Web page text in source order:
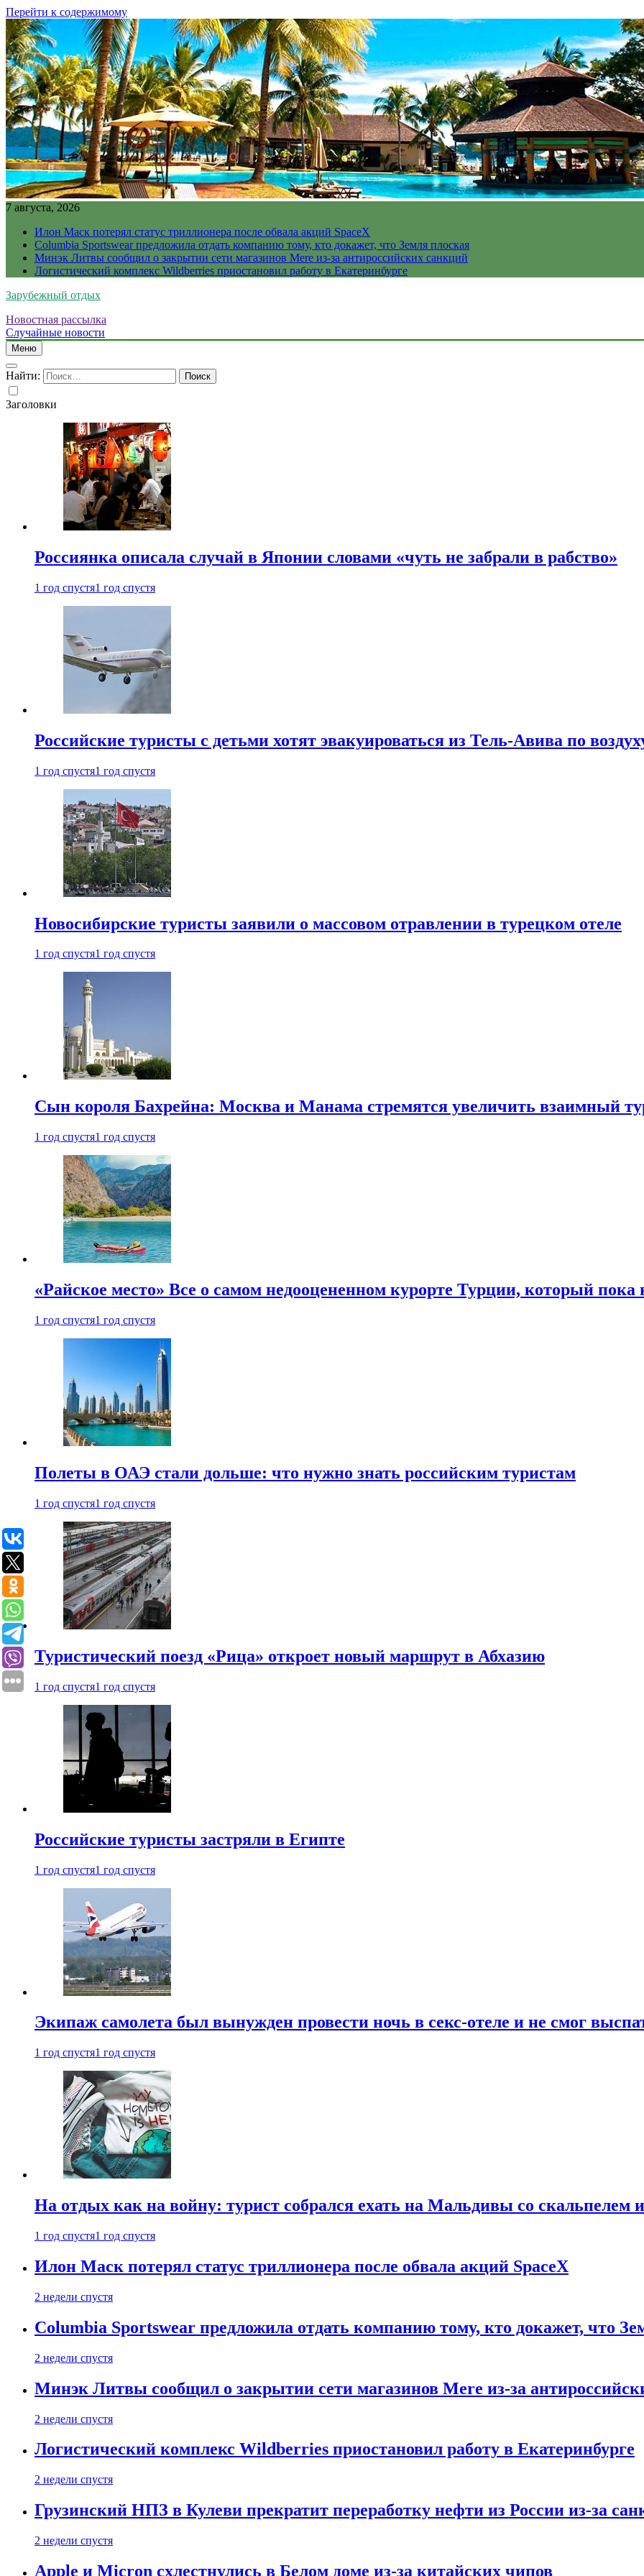
Перейти к содержимому
7 августа, 2026
Илон Маск потерял статус триллионера после обвала акций SpaceX
Columbia Sportswear предложила отдать компанию тому, кто докажет, что Земля плоская
Минэк Литвы сообщил о закрытии сети магазинов Mere из-за антироссийских санкций
Логистический комплекс Wildberries приостановил работу в Екатеринбурге
Зарубежный отдых
Новостная рассылка
Случайные новости
Меню
Найти:
Заголовки
Россиянка описала случай в Японии словами «чуть не забрали в рабство»
1 год спустя1 год спустя
Российские туристы с детьми хотят эвакуироваться из Тель-Авива по
1 год спустя1 год спустя
Новосибирские туристы заявили о массовом отравлении в турецком отеле
1 год спустя1 год спустя
Сын короля Бахрейна: Москва и Манама стремятся увеличить взаимный
1 год спустя1 год спустя
«Райское место» Все о самом недооцененном курорте Турции, который пока
1 год спустя1 год спустя
Полеты в ОАЭ стали дольше: что нужно знать российским туристам
1 год спустя1 год спустя
Туристический поезд «Рица» откроет новый маршрут в Абхазию
1 год спустя1 год спустя
Российские туристы застряли в Египте
1 год спустя1 год спустя
Экипаж самолета был вынужден провести ночь в секс-отеле и не смог
1 год спустя1 год спустя
На отдых как на войну: турист собрался ехать на Мальдивы со скальпелем
1 год спустя1 год спустя
Илон Маск потерял статус триллионера после обвала акций SpaceX
2 недели спустя
Columbia Sportswear предложила отдать компанию тому, кто докажет, что
2 недели спустя
Минэк Литвы сообщил о закрытии сети магазинов Mere из-за
2 недели спустя
Логистический комплекс Wildberries приостановил работу в Екатеринбурге
2 недели спустя
Грузинский НПЗ в Кулеви прекратит переработку нефти из России из-за
2 недели спустя
Apple и Micron схлестнулись в Белом доме из-за китайских чипов